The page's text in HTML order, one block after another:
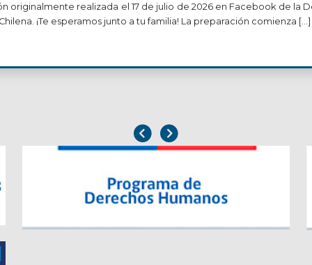
originalmente realizada el 17 de julio de 2026 en Facebook de la
¡Te esperamos junto a tu familia! La preparación comienza […]